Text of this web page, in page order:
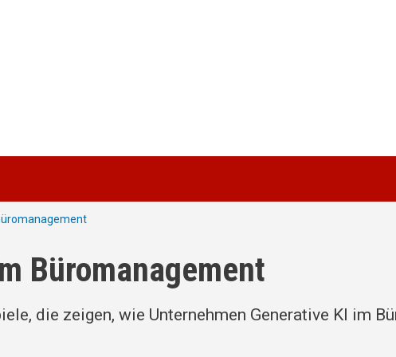
Büromanagement
die zeigen, wie Unternehmen Generative KI im